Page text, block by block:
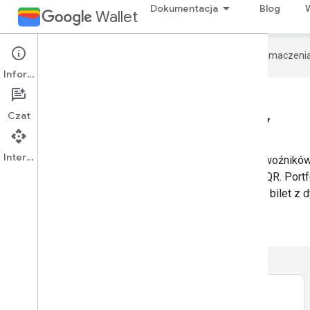
Wallet Dokumentacja Blog
Google używa technologii AI do
Bilety na przejazdy
Bilety na przejazdy to idealne rozwiązanie dla
wizualnych z pomocą inspektora cen lub skanerów QR.
wyświetlać jako bilet wizualny, bilet z kodem QR lub bilet
Informacje
Czat
Interfejs API